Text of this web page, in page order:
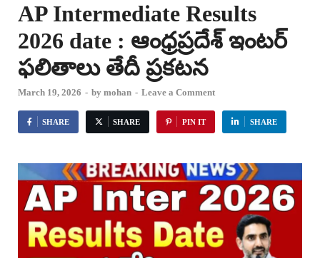
AP Intermediate Results
2026 date : ఆంధ్రప్రదేశ్ ఇంటర్
ఫలితాలు తేదీ ప్రకటన
March 19, 2026 - by mohan - Leave a Comment
SHARE SHARE PIN IT SHARE